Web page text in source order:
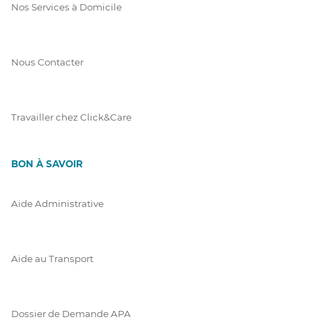
Nos Services à Domicile
Nous Contacter
Travailler chez Click&Care
BON À SAVOIR
Aide Administrative
Aide au Transport
Dossier de Demande APA